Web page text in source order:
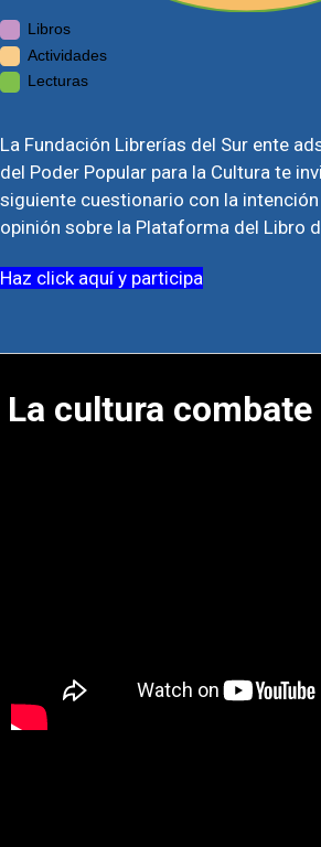
Libros
Actividades
Lecturas
La Fundación Librerías del Sur ente
del Poder Popular para la Cultura te
siguiente cuestionario con la
opinión sobre la Plataforma del Libro
Haz click aquí y participa
La cultura